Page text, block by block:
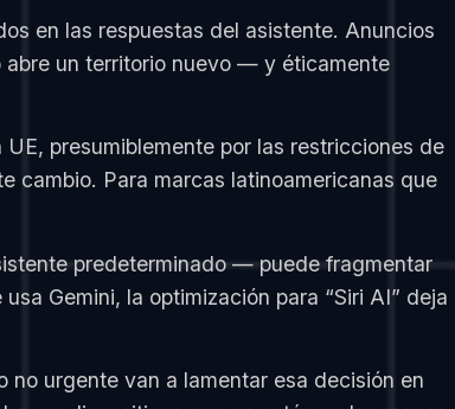
en las respuestas del asistente. Anuncios
abre un territorio nuevo — y éticamente
presumiblemente por las restricciones de
cambio. Para marcas latinoamericanas que
predeterminado — puede fragmentar
Gemini, la optimización para “Siri AI” deja
urgente van a lamentar esa decisión en